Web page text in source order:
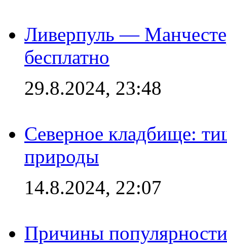
Ливерпуль —
бесплатно
29.8.2024, 23:48
Северное кладбище:
природы
14.8.2024, 22:07
Причины